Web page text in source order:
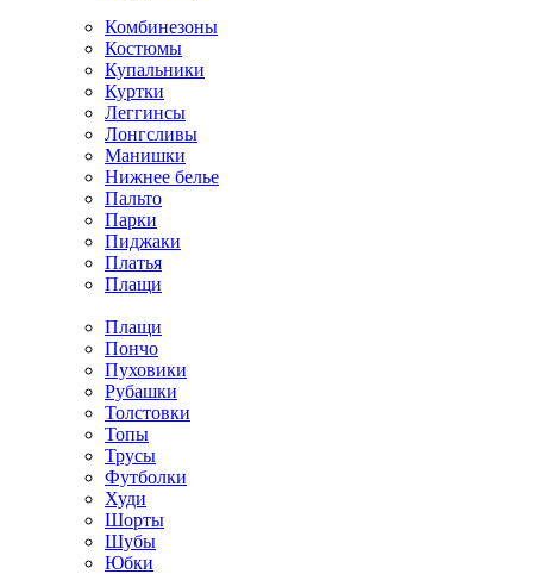
Комбинезоны
Костюмы
Купальники
Куртки
Леггинсы
Лонгсливы
Манишки
Нижнее белье
Пальто
Парки
Пиджаки
Платья
Плащи
Плащи
Пончо
Пуховики
Рубашки
Толстовки
Топы
Трусы
Футболки
Худи
Шорты
Шубы
Юбки